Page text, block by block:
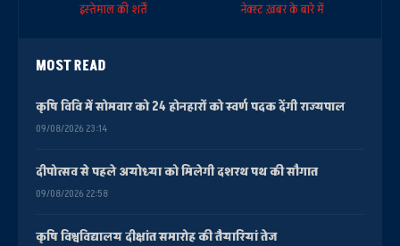
इस्तेमाल की शर्तें
नेक्स्ट ख़बर के बारे में
MOST READ
कृषि विवि में सोमवार को 24 होनहारों को स्वर्ण पदक देंगी राज्यपाल
09/08/2026 23:14
दीपोत्सव से पहले अयोध्या को मिलेगी दशरथ पथ की सौगात
09/08/2026 22:58
कृषि विश्वविद्यालय दीक्षांत समारोह की तैयारियां तेज